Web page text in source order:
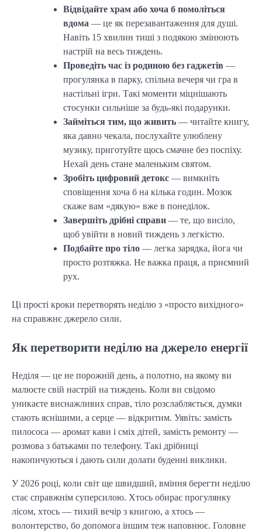
Відвідайте храм або хоча б помоліться
вдома — це як перезавантаження для душі.
Навіть 15 хвилин тиші з подякою змінюють
настрій на весь тиждень.
Проведіть час із родиною без гаджетів —
прогулянка в парку, спільна вечеря чи гра в
настільні ігри. Такі моменти міцнішають
стосунки сильніше за будь-які подарунки.
Займіться тим, що живить — читайте книгу,
яка давно чекала, послухайте улюблену
музику, приготуйте щось смачне без поспіху.
Нехай день стане маленьким святом.
Зробіть цифровий детокс — вимкніть
сповіщення хоча б на кілька годин. Мозок
скаже вам «дякую» вже в понеділок.
Завершіть дрібні справи — те, що висіло,
щоб увійти в новий тиждень з легкістю.
Подбайте про тіло — легка зарядка, йога чи
просто розтяжка. Не важка праця, а приємний
рух.
Ці прості кроки перетворять неділю з «просто вихідного»
на справжнє джерело сили.
Як перетворити неділю на джерело енергії
Неділя — це не порожній день, а полотно, на якому ви
малюєте свій настрій на тиждень. Коли ви свідомо
уникаєте виснажливих справ, тіло розслабляється, думки
стають яснішими, а серце — відкритим. Уявіть: замість
пилососа — аромат кави і сміх дітей, замість ремонту —
розмова з батьками по телефону. Такі дрібниці
накопичуються і дають сили долати буденні виклики.
У 2026 році, коли світ ще швидший, вміння берегти неділю
стає справжнім суперсилою. Хтось обирає прогулянку
лісом, хтось — тихий вечір з книгою, а хтось —
волонтерство, бо допомога іншим теж наповнює. Головне